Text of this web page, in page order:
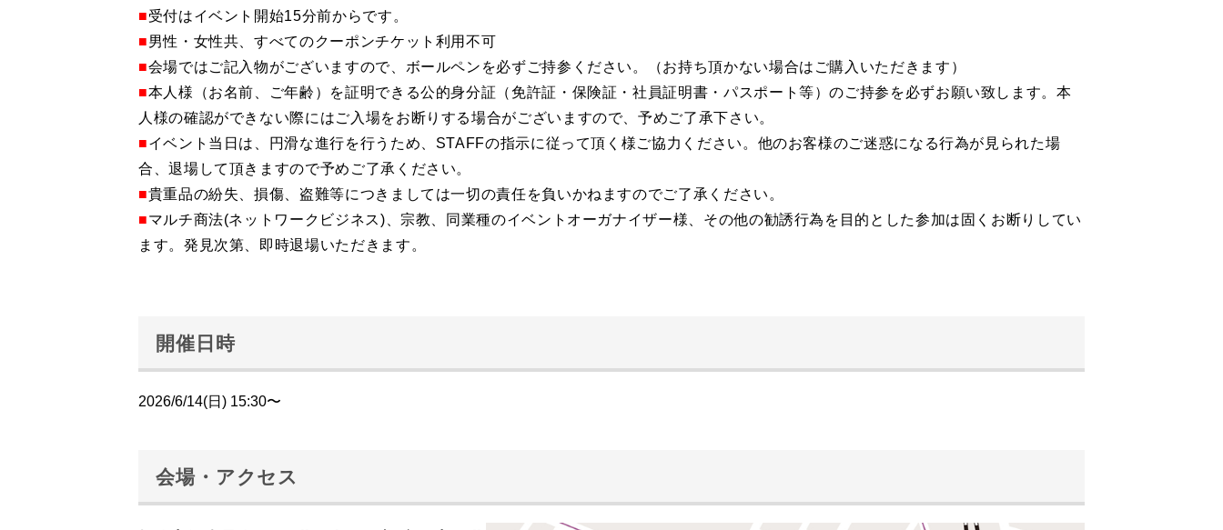
■受付はイベント開始15分前からです。
■男性・女性共、すべてのクーポンチケット利用不可
■会場ではご記入物がございますので、ボールペンを必ずご持参ください。（お持ち頂かない場合はご購入いただきます）
■本人様（お名前、ご年齢）を証明できる公的身分証（免許証・保険証・社員証明書・パスポート等）のご持参を必ずお願い致します。本
人様の確認ができない際にはご入場をお断りする場合がございますので、予めご了承下さい。
■イベント当日は、円滑な進行を行うため、STAFFの指示に従って頂く様ご協力ください。他のお客様のご迷惑になる行為が見られた場
合、退場して頂きますので予めご了承ください。
■貴重品の紛失、損傷、盗難等につきましては一切の責任を負いかねますのでご了承ください。
■マルチ商法(ネットワークビジネス)、宗教、同業種のイベントオーガナイザー様、その他の勧誘行為を目的とした参加は固くお断りしてい
ます。発見次第、即時退場いただきます。
開催日時
2026/6/14(日) 15:30〜
会場・アクセス